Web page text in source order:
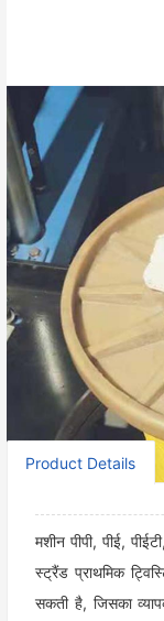
सहायता करना, आपको
Contact Now
Share：
Product Details
मशीन पीपी, पीई,
स्ट्रैंड प्राथमिक
सकती है, जिसका